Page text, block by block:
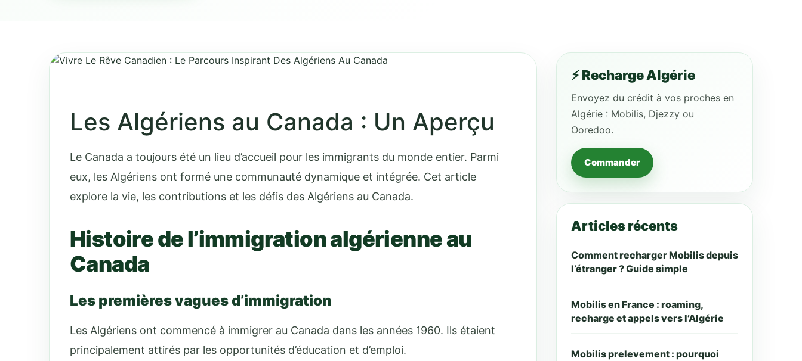
Les Algériens au Canada : Un Aperçu
Le Canada a toujours été un lieu d’accueil pour les immigrants du monde entier. Parmi
eux, les Algériens ont formé une communauté dynamique et intégrée. Cet article
explore la vie, les contributions et les défis des Algériens au Canada.
Histoire de l’immigration algérienne au
Canada
Les premières vagues d’immigration
Les Algériens ont commencé à immigrer au Canada dans les années 1960. Ils étaient
principalement attirés par les opportunités d’éducation et d’emploi.
⚡ Recharge Algérie
Envoyez du crédit à vos proches en
Algérie : Mobilis, Djezzy ou
Ooredoo.
Commander
Articles récents
Comment recharger Mobilis depuis
l’étranger ? Guide simple
Mobilis en France : roaming,
recharge et appels vers l’Algérie
Mobilis prelevement : pourquoi